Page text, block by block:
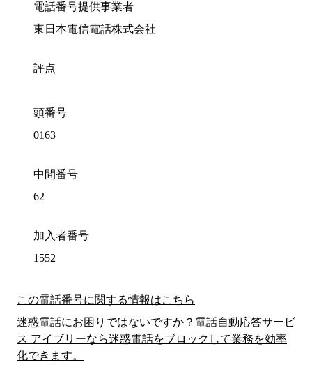
電話番号提供事業者
東日本電信電話株式会社
評点
頭番号
0163
中間番号
62
加入者番号
1552
この電話番号に関する情報はこちら
迷惑電話にお困りではないですか？電話自動応答サービ
ス アイブリーなら迷惑電話をブロックして業務を効率
化できます。